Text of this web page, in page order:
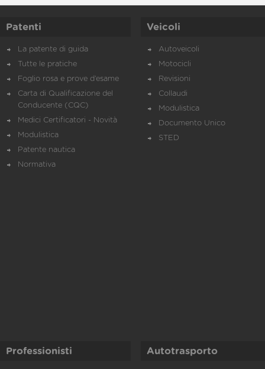
Patenti
La patente di guida
Tutte le pratiche
Foglio rosa e prove d’esame
Carta di Qualificazione del
Conducente (CQC)
Medici Certificatori - Novità
Modulistica
Patente nautica
Normativa
Veicoli
Autoveicoli
Motocicli
Revisioni
Collaudi
Modulistica
Documento Unico
STED
Professionisti Autotrasporto